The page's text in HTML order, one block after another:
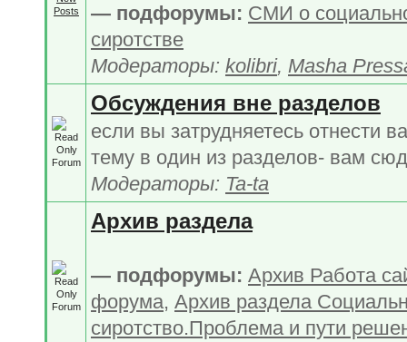
— подфорумы: СМИ о
сиротстве
Модераторы: kolibri, Masha
Обсуждения вне разделов
если вы затрудняетесь отнести
тему в один из разделов- вам
Модераторы: Ta-ta
Архив раздела
— подфорумы: Архив Работа
форума, Архив раздела
сиротство.Проблема и пути